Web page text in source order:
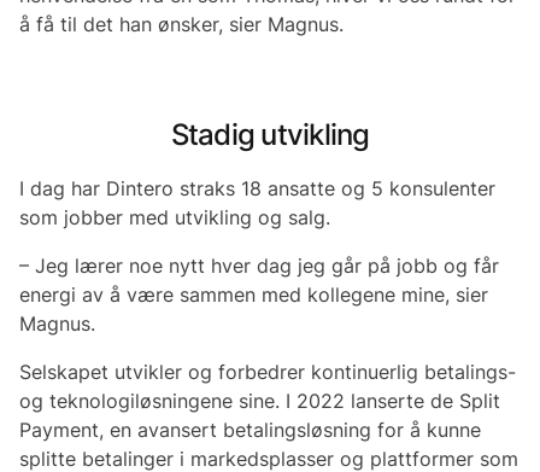
å få til det han ønsker, sier Magnus.
Stadig utvikling
I dag har Dintero straks 18 ansatte og 5 konsulenter
som jobber med utvikling og salg.
– Jeg lærer noe nytt hver dag jeg går på jobb og får
energi av å være sammen med kollegene mine, sier
Magnus.
Selskapet utvikler og forbedrer kontinuerlig betalings-
og teknologiløsningene sine. I 2022 lanserte de Split
Payment, en avansert betalingsløsning for å kunne
splitte betalinger i markedsplasser og plattformer som